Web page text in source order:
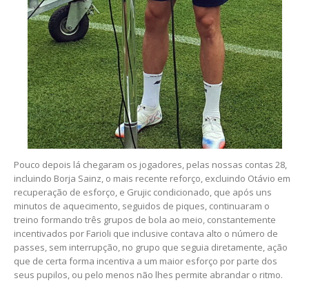
Pouco depois lá chegaram os jogadores, pelas nossas contas 28,
incluindo Borja Sainz, o mais recente reforço, excluindo Otávio em
recuperação de esforço, e Grujic condicionado, que após uns
minutos de aquecimento, seguidos de piques, continuaram o
treino formando três grupos de bola ao meio, constantemente
incentivados por Farioli que inclusive contava alto o número de
passes, sem interrupção, no grupo que seguia diretamente, ação
que de certa forma incentiva a um maior esforço por parte dos
seus pupilos, ou pelo menos não lhes permite abrandar o ritmo.